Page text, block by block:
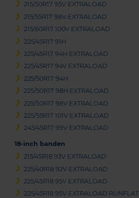
215/50R17 95V EXTRALOAD
215/55R17 98V EXTRALOAD
215/60R17 100V EXTRALOAD
225/45R17 91H
225/45R17 94H EXTRALOAD
225/45R17 94V EXTRALOAD
225/50R17 94H
225/50R17 98H EXTRALOAD
225/50R17 98V EXTRALOAD
225/55R17 101V EXTRALOAD
245/45R17 99V EXTRALOAD
18-inch banden
215/45R18 93V EXTRALOAD
225/40R18 92V EXTRALOAD
225/45R18 95V EXTRALOAD
225/45R18 95V EXTRALOAD RUNFLAT